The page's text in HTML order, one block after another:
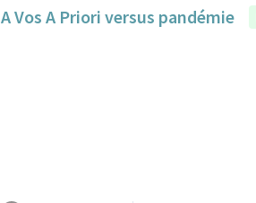
A Vos A Priori versus pandémie